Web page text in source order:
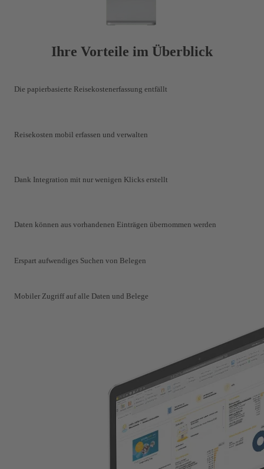
Ihre Vorteile im Überblick
Die papierbasierte Reisekostenerfassung entfällt
Reisekosten mobil erfassen und verwalten
Dank Integration mit nur wenigen Klicks erstellt
Daten können aus vorhandenen Einträgen übernommen werden
Erspart aufwendiges Suchen von Belegen
Mobiler Zugriff auf alle Daten und Belege